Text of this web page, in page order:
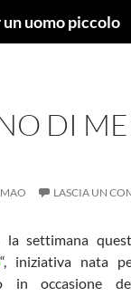
uomo piccolo
DI
MAO LASCIA UN
settimana
“, iniziativa nata
in occasione